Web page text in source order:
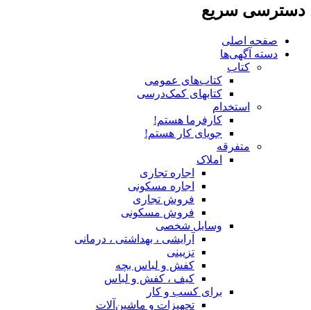
دسترسی سریع
صفحه اصلی
دسته آگهی‌ها
کتاب
کتاب‌های عمومی
کتابهای کمک‌درسی
استخدام
کارفرما هستم!
جویای کار هستم!
متفرقه
املاک
اجاره تجاری
اجاره مسکونی
فروش تجاری
فروش مسکونی
وسایل شخصی
آرایشی ، بهداشتی ، درمانی
تزیینی
کفش و لباس بچه
کیف ، کفش و لباس
برای کسب و کار
تجهیزات و ماشین‌آلات